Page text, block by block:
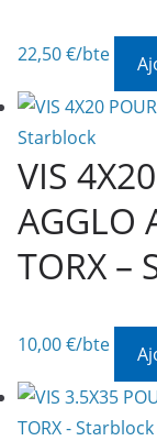
22,50€/bte
VIS
AGGLO
TORX –
10,00€/bte